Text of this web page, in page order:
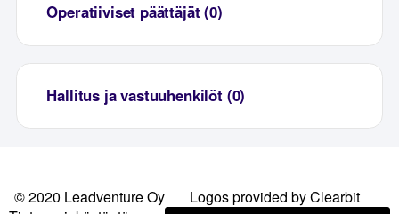
Operatiiviset päättäjät (0)
Hallitus ja vastuuhenkilöt (0)
© 2020 Leadventure Oy
Logos provided by Clearbit